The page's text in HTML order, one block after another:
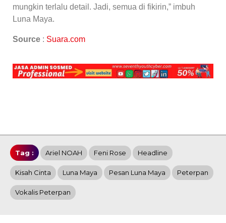
mungkin terlalu detail. Jadi, semua di fikirin,” imbuh
Luna Maya.
Source : Suara.com
Tag : Ariel NOAH Feni Rose Headline
Kisah Cinta Luna Maya Pesan Luna Maya Peterpan
Vokalis Peterpan